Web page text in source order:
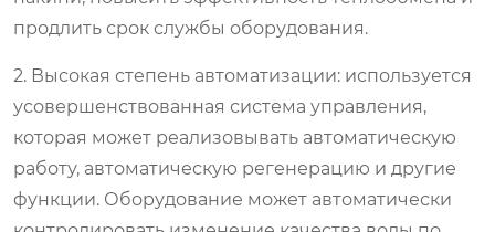
продлить срок службы оборудования.
2. Высокая степень автоматизации: используется
усовершенствованная система управления,
которая может реализовывать автоматическую
работу, автоматическую регенерацию и другие
функции. Оборудование может автоматически